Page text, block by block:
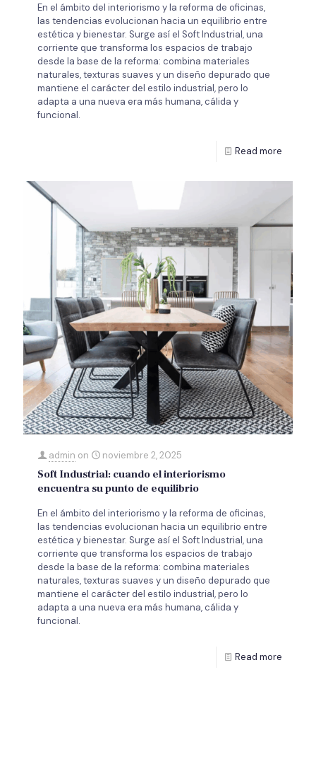
En el ámbito del interiorismo y la reforma de oficinas,
las tendencias evolucionan hacia un equilibrio entre
estética y bienestar. Surge así el Soft Industrial, una
corriente que transforma los espacios de trabajo
desde la base de la reforma: combina materiales
naturales, texturas suaves y un diseño depurado que
mantiene el carácter del estilo industrial, pero lo
adapta a una nueva era más humana, cálida y
funcional.
Read more
admin on noviembre 2, 2025
Soft Industrial: cuando el interiorismo
encuentra su punto de equilibrio
En el ámbito del interiorismo y la reforma de oficinas,
las tendencias evolucionan hacia un equilibrio entre
estética y bienestar. Surge así el Soft Industrial, una
corriente que transforma los espacios de trabajo
desde la base de la reforma: combina materiales
naturales, texturas suaves y un diseño depurado que
mantiene el carácter del estilo industrial, pero lo
adapta a una nueva era más humana, cálida y
funcional.
Read more